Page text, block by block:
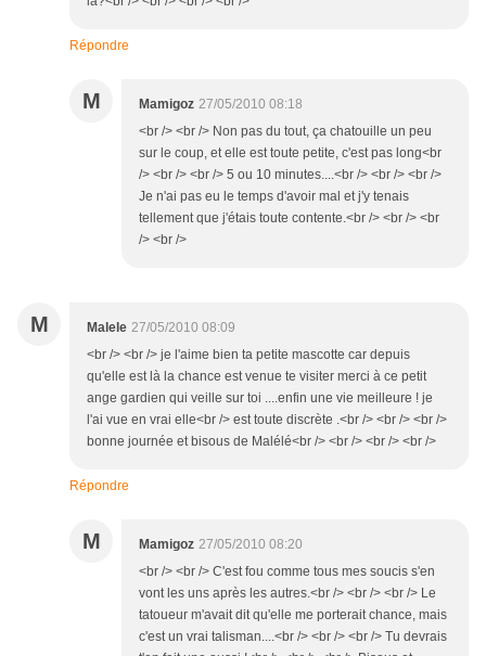
Répondre
M Mamigoz 27/05/2010 08:18
<br /> <br /> Non pas du tout, ça chatouille un peu
sur le coup, et elle est toute petite, c'est pas long<br
/> <br /> <br /> 5 ou 10 minutes....<br /> <br /> <br />
Je n'ai pas eu le temps d'avoir mal et j'y tenais
tellement que j'étais toute contente.<br /> <br /> <br
/> <br />
M Malele 27/05/2010 08:09
<br /> <br /> je l'aime bien ta petite mascotte car depuis
qu'elle est là la chance est venue te visiter merci à ce petit
ange gardien qui veille sur toi ....enfin une vie meilleure ! je
l'ai vue en vrai elle<br /> est toute discrète .<br /> <br /> <br />
bonne journée et bisous de Malélé<br /> <br /> <br /> <br />
Répondre
M Mamigoz 27/05/2010 08:20
<br /> <br /> C'est fou comme tous mes soucis s'en
vont les uns après les autres.<br /> <br /> <br /> Le
tatoueur m'avait dit qu'elle me porterait chance, mais
c'est un vrai talisman....<br /> <br /> <br /> Tu devrais